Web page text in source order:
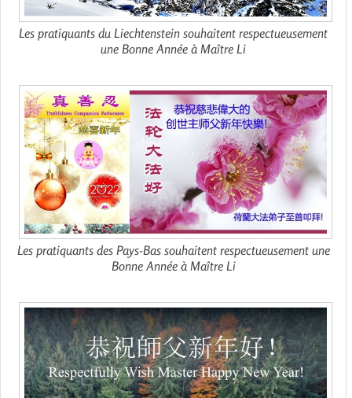
Les pratiquants du Liechtenstein souhaitent respectueusement
une Bonne Année à Maître Li
Les pratiquants des Pays-Bas souhaitent respectueusement une
Bonne Année à Maître Li